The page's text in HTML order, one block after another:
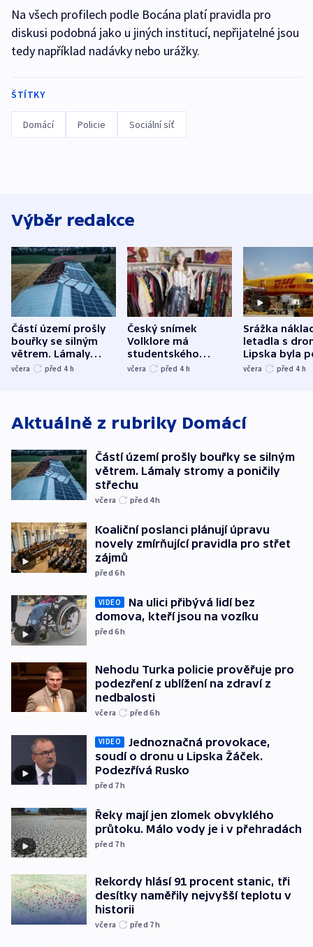
Na všech profilech podle Bocána platí pravidla pro
diskusi podobná jako u jiných institucí, nepřijatelné jsou
tedy například nadávky nebo urážky.
ŠTÍTKY
Domácí Policie Sociální síť
Výběr redakce
Částí území prošly
bouřky se silným
větrem. Lámaly
stromy a poničily
včera před 4 h
Český snímek
Volklore má
studentského
Oscara, zabojuje o
včera před 4 h
Srážka
letadla s
Lipska byla
německého
včera před 4 h
Aktuálně z rubriky Domácí
Částí území prošly bouřky se silným
větrem. Lámaly stromy a poničily
střechu
včera před 4h
Koaliční poslanci plánují úpravu
novely zmírňující pravidla pro střet
zájmů
před 6h
VIDEO
Na ulici přibývá lidí bez
domova, kteří jsou na vozíku
před 6h
Nehodu Turka policie prověřuje pro
podezření z ublížení na zdraví z
nedbalosti
včera před 6h
VIDEO
Jednoznačná provokace,
soudí o dronu u Lipska Žáček.
Podezřívá Rusko
před 7h
Řeky mají jen zlomek obvyklého
průtoku. Málo vody je i v přehradách
před 7h
Rekordy hlásí 91 procent stanic, tři
desítky naměřily nejvyšší teplotu v
historii
včera před 7h